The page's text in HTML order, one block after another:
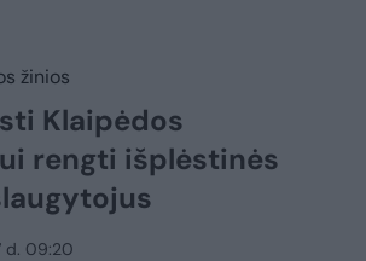
žinios
Klaipėdos
rengti išplėstinės
d. 09:20